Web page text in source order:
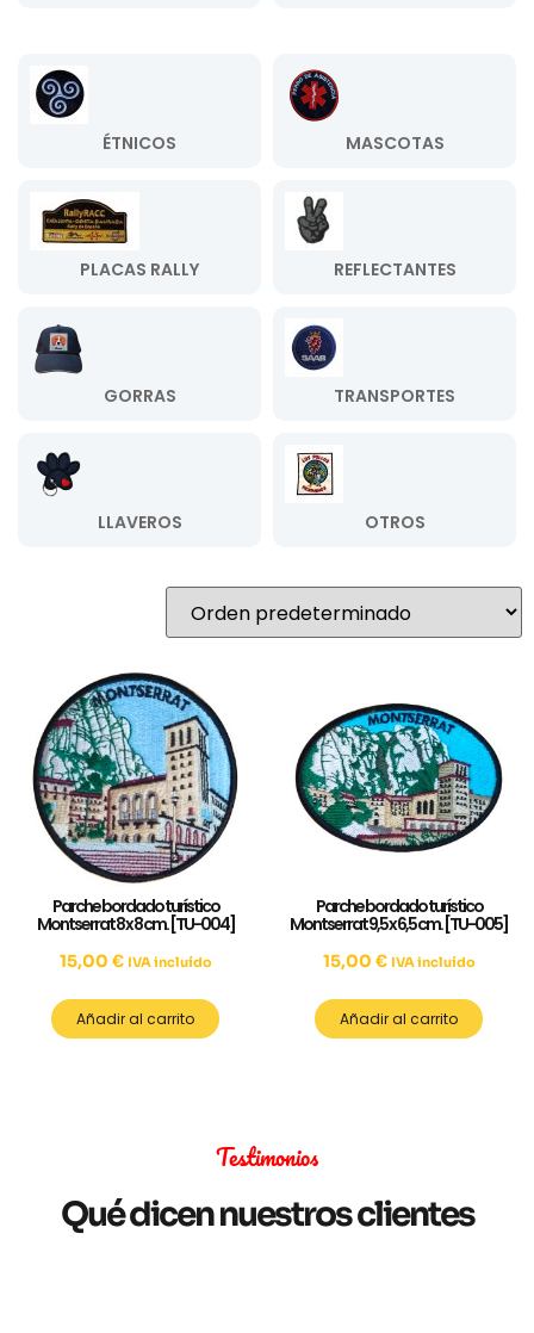
ÉTNICOS MASCOTAS
PLACAS RALLY REFLECTANTES
GORRAS TRANSPORTES
LLAVEROS OTROS
Parche bordado turístico
Montserrat 8 x 8 cm. [TU-004]
15,00 € IVA incluído
Añadir al carrito
Parche bordado turístico
Montserrat 9,5 x 6,5 cm. [TU-005]
15,00 € IVA incluído
Añadir al carrito
Testimonios
Qué dicen nuestros clientes